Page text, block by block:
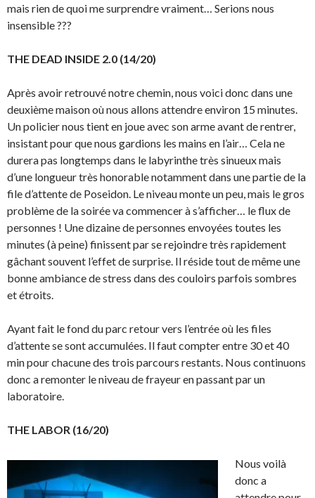
mais rien de quoi me surprendre vraiment… Serions nous
insensible ???
THE DEAD INSIDE 2.0 (14/20)
Après avoir retrouvé notre chemin, nous voici donc dans une
deuxième maison où nous allons attendre environ 15 minutes.
Un policier nous tient en joue avec son arme avant de rentrer,
insistant pour que nous gardions les mains en l’air… Cela ne
durera pas longtemps dans le labyrinthe très sinueux mais
d’une longueur très honorable notamment dans une partie de la
file d’attente de Poseidon. Le niveau monte un peu, mais le gros
problème de la soirée va commencer à s’afficher… le flux de
personnes ! Une dizaine de personnes envoyées toutes les
minutes (à peine) finissent par se rejoindre très rapidement
gâchant souvent l’effet de surprise. Il réside tout de même une
bonne ambiance de stress dans des couloirs parfois sombres
et étroits.
Ayant fait le fond du parc retour vers l’entrée où les files
d’attente se sont accumulées. Il faut compter entre 30 et 40
min pour chacune des trois parcours restants. Nous continuons
donc a remonter le niveau de frayeur en passant par un
laboratoire.
THE LABOR (16/20)
Nous voilà
donc a